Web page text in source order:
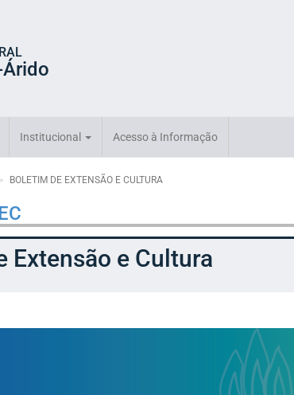
Institucional Acesso à Informação
BOLETIM DE EXTENSÃO E CULTURA
Extensão e Cultura